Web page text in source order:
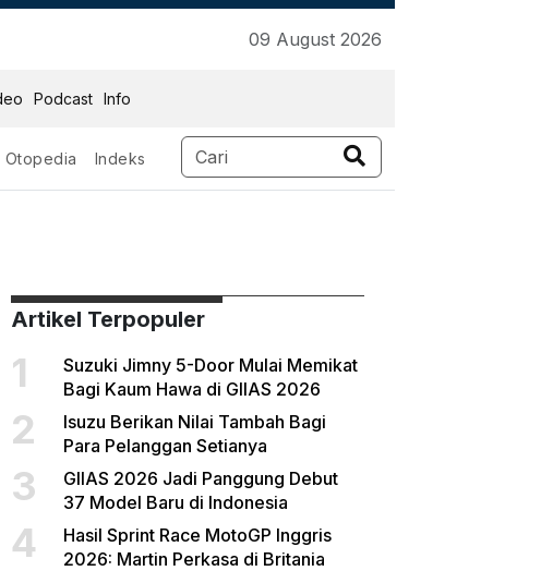
09 August 2026
Podcast Info
Otopedia Indeks
Artikel Terpopuler
1
Suzuki Jimny 5-Door Mulai Memikat
Bagi Kaum Hawa di GIIAS 2026
2
Isuzu Berikan Nilai Tambah Bagi
Para Pelanggan Setianya
3
GIIAS 2026 Jadi Panggung Debut
37 Model Baru di Indonesia
4
Hasil Sprint Race MotoGP Inggris
2026: Martin Perkasa di Britania